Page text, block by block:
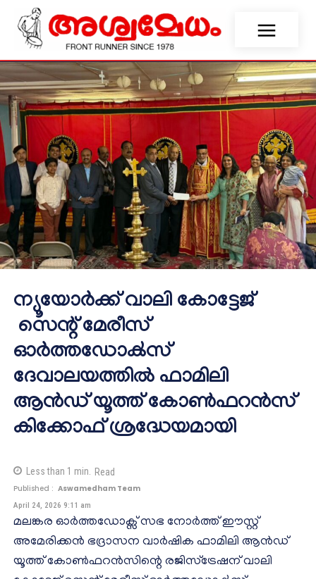
ന്യൂയോർക്ക് വാലി കോട്ടേജ്
സെന്റ് മേരീസ്
ഓർത്തഡോൿസ്
ദേവാലയത്തിൽ ഫാമിലി
ആൻഡ് യൂത്ത് കോൺഫറൻസ്
കിക്കോഫ് ശ്രദ്ധേയമായി
Less than 1 min. Read
Published : Aswamedham Team
April 24, 2026 9:11 am
മലങ്കര ഓർത്തഡോക്സ് സഭ നോർത്ത് ഈസ്റ്റ്
അമേരിക്കൻ ഭദ്രാസന വാർഷിക ഫാമിലി ആൻഡ്
യൂത്ത് കോൺഫറൻസിന്റെ രജിസ്ട്രേഷന് വാലി